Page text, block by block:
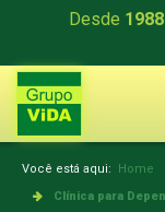
Desde 1988
Você está aqui: Home
Clínica para